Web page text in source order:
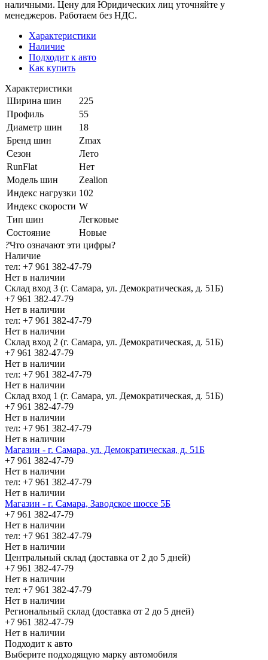
наличными. Цену для Юридических лиц уточняйте у
менеджеров. Работаем без НДС.
Характеристики
Наличие
Подходит к авто
Как купить
Характеристики
Ширина шин
225
Профиль
55
Диаметр шин
18
Бренд шин
Zmax
Сезон
Лето
RunFlat
Нет
Модель шин
Zealion
Индекс нагрузки 102
Индекс скорости W
Тип шин
Легковые
Состояние
Новые
?Что означают эти цифры?
Наличие
тел: +7 961 382-47-79
Нет в наличии
Склад вход 3 (г. Самара, ул. Демократическая, д. 51Б)
+7 961 382-47-79
Нет в наличии
тел: +7 961 382-47-79
Нет в наличии
Склад вход 2 (г. Самара, ул. Демократическая, д. 51Б)
+7 961 382-47-79
Нет в наличии
тел: +7 961 382-47-79
Нет в наличии
Склад вход 1 (г. Самара, ул. Демократическая, д. 51Б)
+7 961 382-47-79
Нет в наличии
тел: +7 961 382-47-79
Нет в наличии
Магазин - г. Самара, ул. Демократическая, д. 51Б
+7 961 382-47-79
Нет в наличии
тел: +7 961 382-47-79
Нет в наличии
Магазин - г. Самара, Заводское шоссе 5Б
+7 961 382-47-79
Нет в наличии
тел: +7 961 382-47-79
Нет в наличии
Центральный склад (доставка от 2 до 5 дней)
+7 961 382-47-79
Нет в наличии
тел: +7 961 382-47-79
Нет в наличии
Региональный склад (доставка от 2 до 5 дней)
+7 961 382-47-79
Нет в наличии
Подходит к авто
Выберите подходящую марку автомобиля